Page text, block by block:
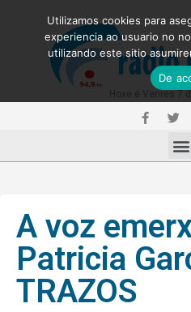
A voz
Patricia
TRAZOS
Utilizamos cookies para
experiencia ao usuario no
utilizando este sitio
De